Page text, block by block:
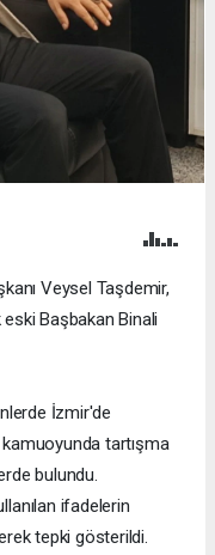
Veysel Taşdemir,
eski Başbakan Binali
İzmir'de
tartışma
bulundu.
ifadelerin
tepki gösterildi.